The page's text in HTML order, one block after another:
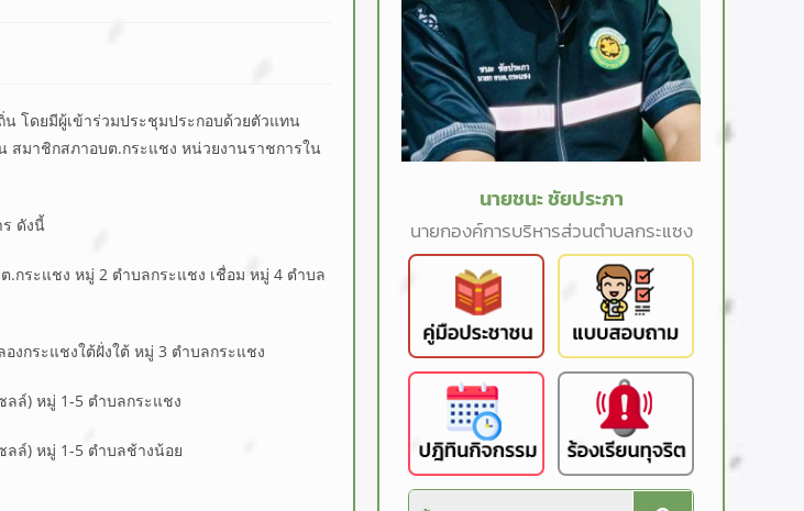
โดยมีผู้เข้าร่วมประชุมประกอบด้วยตัวแทน
มาชิกสภาอบต.กระแชง หน่วยงานราชการใน
ดังนี้
กระแชง หมู่ 2 ตำบลกระแชง เชื่อม หมู่ 4 ตำบล
งกระแชงใต้ฝั่งใต้ หมู่ 3 ตำบลกระแชง
ล์) หมู่ 1-5 ตำบลกระแชง
ล์) หมู่ 1-5 ตำบลช้างน้อย
นายชนะ ชัยประภา
นายกองค์การบริหารส่วนตำบลกระแซง